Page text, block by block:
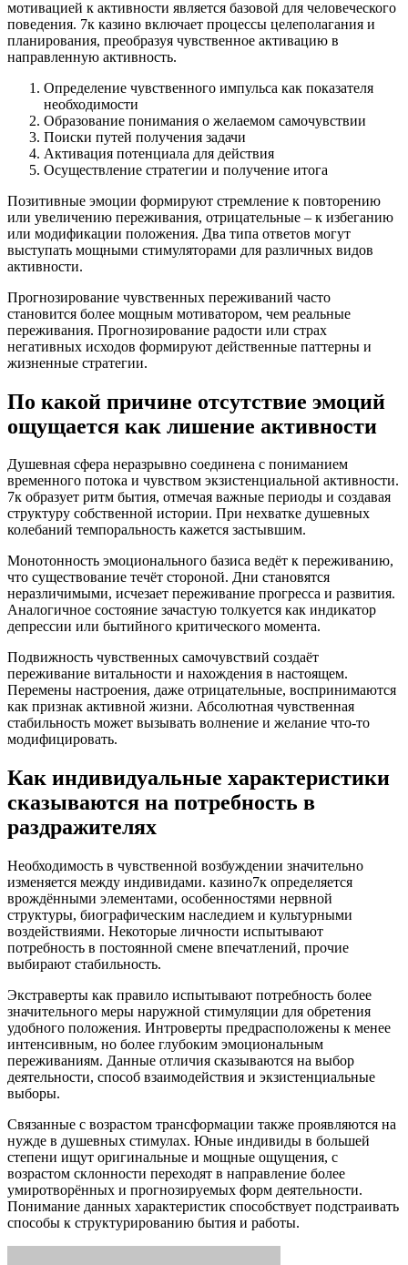
мотивацией к активности является базовой для человеческого
поведения. 7к казино включает процессы целеполагания и
планирования, преобразуя чувственное активацию в
направленную активность.
Определение чувственного импульса как показателя
необходимости
Образование понимания о желаемом самочувствии
Поиски путей получения задачи
Активация потенциала для действия
Осуществление стратегии и получение итога
Позитивные эмоции формируют стремление к повторению
или увеличению переживания, отрицательные – к избеганию
или модификации положения. Два типа ответов могут
выступать мощными стимуляторами для различных видов
активности.
Прогнозирование чувственных переживаний часто
становится более мощным мотиватором, чем реальные
переживания. Прогнозирование радости или страх
негативных исходов формируют действенные паттерны и
жизненные стратегии.
По какой причине отсутствие эмоций
ощущается как лишение активности
Душевная сфера неразрывно соединена с пониманием
временного потока и чувством экзистенциальной активности.
7к образует ритм бытия, отмечая важные периоды и создавая
структуру собственной истории. При нехватке душевных
колебаний темпоральность кажется застывшим.
Монотонность эмоционального базиса ведёт к переживанию,
что существование течёт стороной. Дни становятся
неразличимыми, исчезает переживание прогресса и развития.
Аналогичное состояние зачастую толкуется как индикатор
депрессии или бытийного критического момента.
Подвижность чувственных самочувствий создаёт
переживание витальности и нахождения в настоящем.
Перемены настроения, даже отрицательные, воспринимаются
как признак активной жизни. Абсолютная чувственная
стабильность может вызывать волнение и желание что-то
модифицировать.
Как индивидуальные характеристики
сказываются на потребность в
раздражителях
Необходимость в чувственной возбуждении значительно
изменяется между индивидами. казино7к определяется
врождёнными элементами, особенностями нервной
структуры, биографическим наследием и культурными
воздействиями. Некоторые личности испытывают
потребность в постоянной смене впечатлений, прочие
выбирают стабильность.
Экстраверты как правило испытывают потребность более
значительного меры наружной стимуляции для обретения
удобного положения. Интроверты предрасположены к менее
интенсивным, но более глубоким эмоциональным
переживаниям. Данные отличия сказываются на выбор
деятельности, способ взаимодействия и экзистенциальные
выборы.
Связанные с возрастом трансформации также проявляются на
нужде в душевных стимулах. Юные индивиды в большей
степени ищут оригинальные и мощные ощущения, с
возрастом склонности переходят в направление более
умиротворённых и прогнозируемых форм деятельности.
Понимание данных характеристик способствует подстраивать
способы к структурированию бытия и работы.